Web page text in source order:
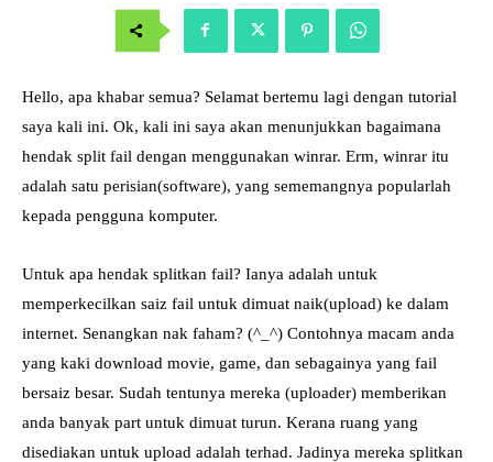
Hello, apa khabar semua? Selamat bertemu lagi dengan tutorial
saya kali ini. Ok, kali ini saya akan menunjukkan bagaimana
hendak split fail dengan menggunakan winrar. Erm, winrar itu
adalah satu perisian(software), yang sememangnya popularlah
kepada pengguna komputer.
Untuk apa hendak splitkan fail? Ianya adalah untuk
memperkecilkan saiz fail untuk dimuat naik(upload) ke dalam
internet. Senangkan nak faham? (^_^) Contohnya macam anda
yang kaki download movie, game, dan sebagainya yang fail
bersaiz besar. Sudah tentunya mereka (uploader) memberikan
anda banyak part untuk dimuat turun. Kerana ruang yang
disediakan untuk upload adalah terhad. Jadinya mereka splitkan